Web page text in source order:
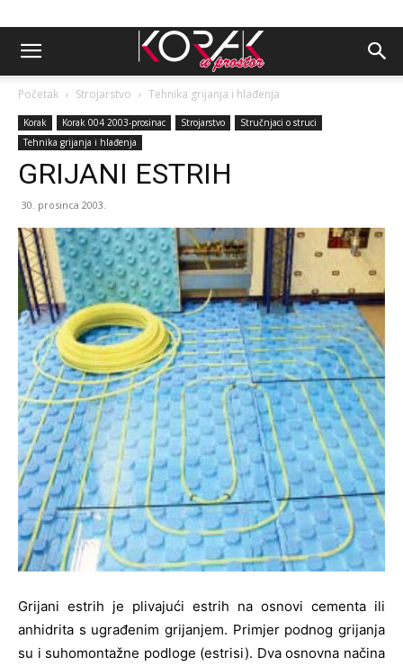
Početak Strojarstvo Tehnika grijanja i hlađenja
Korak Korak 004 2003-prosinac Strojarstvo
Stručnjaci o struci
Tehnika grijanja i hlađenja
GRIJANI ESTRIH
30. prosinca 2003.
Grijani estrih je plivajući estrih na osnovi cementa ili
anhidrita s ugrađenim grijanjem. Primjer podnog grijanja
su i suhomontažne podloge (estrisi). Dva osnovna načina